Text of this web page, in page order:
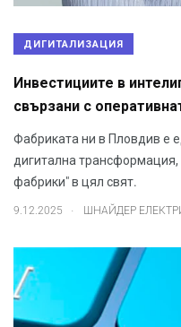
ДИГИТАЛИЗАЦИЯ
Инвестициите в
свързани с
Фабриката ни в Пловдив е
дигитална
фабрики" в цял свят.
9.12.2025 . ШНАЙДЕР